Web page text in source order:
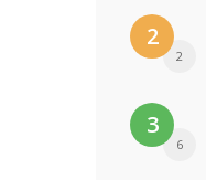
2
2
3
6